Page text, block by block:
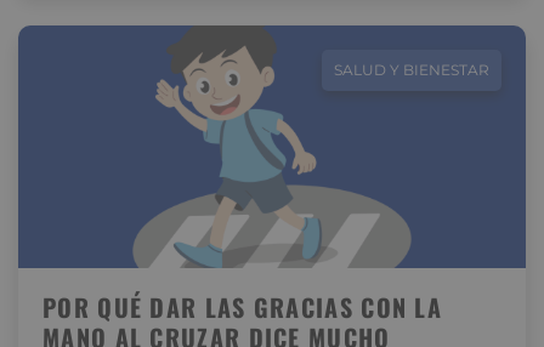
SALUD Y BIENESTAR
POR QUÉ DAR LAS GRACIAS CON LA
MANO AL CRUZAR DICE MUCHO